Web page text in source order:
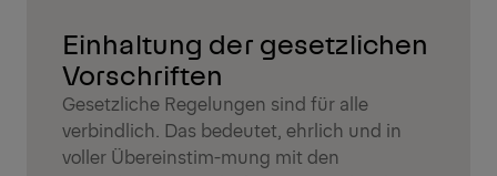
Einhaltung der gesetzlichen
Vorschriften
Gesetzliche Regelungen sind für alle
verbindlich. Das bedeutet, ehrlich und in
voller Übereinstim-mung mit den